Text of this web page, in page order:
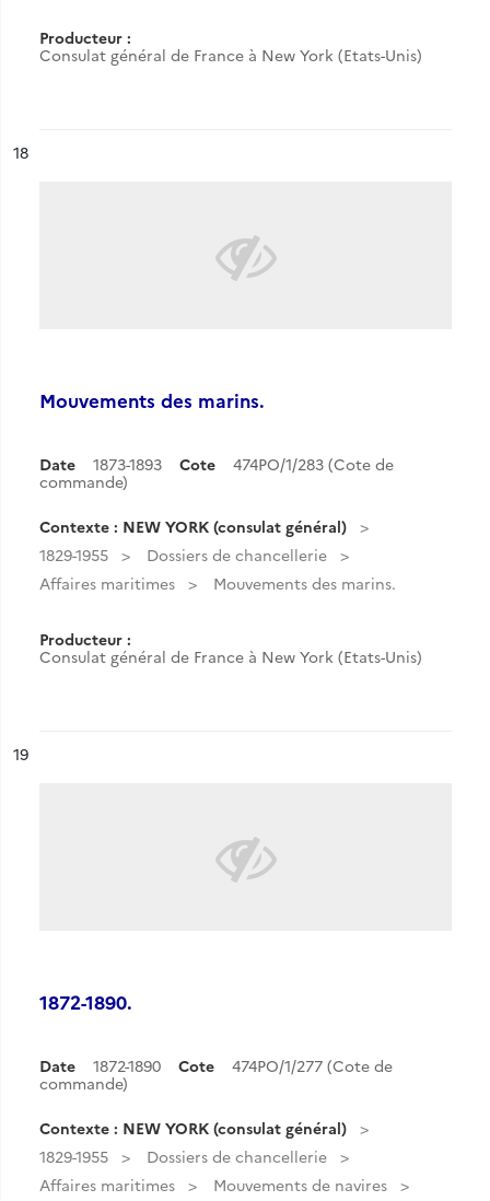
Producteur :
Consulat général de France à New York (Etats-Unis)
n°
18
Mouvements des marins.
Date 1873-1893 Cote
474PO/1/283 (Cote de
commande)
Contexte : NEW YORK (consulat général)
1829-1955
Dossiers de chancellerie
Affaires maritimes
Mouvements des marins.
Producteur :
Consulat général de France à New York (Etats-Unis)
n°
19
1872-1890.
Date 1872-1890 Cote
474PO/1/277 (Cote de
commande)
Contexte : NEW YORK (consulat général)
1829-1955
Dossiers de chancellerie
Affaires maritimes
Mouvements de navires